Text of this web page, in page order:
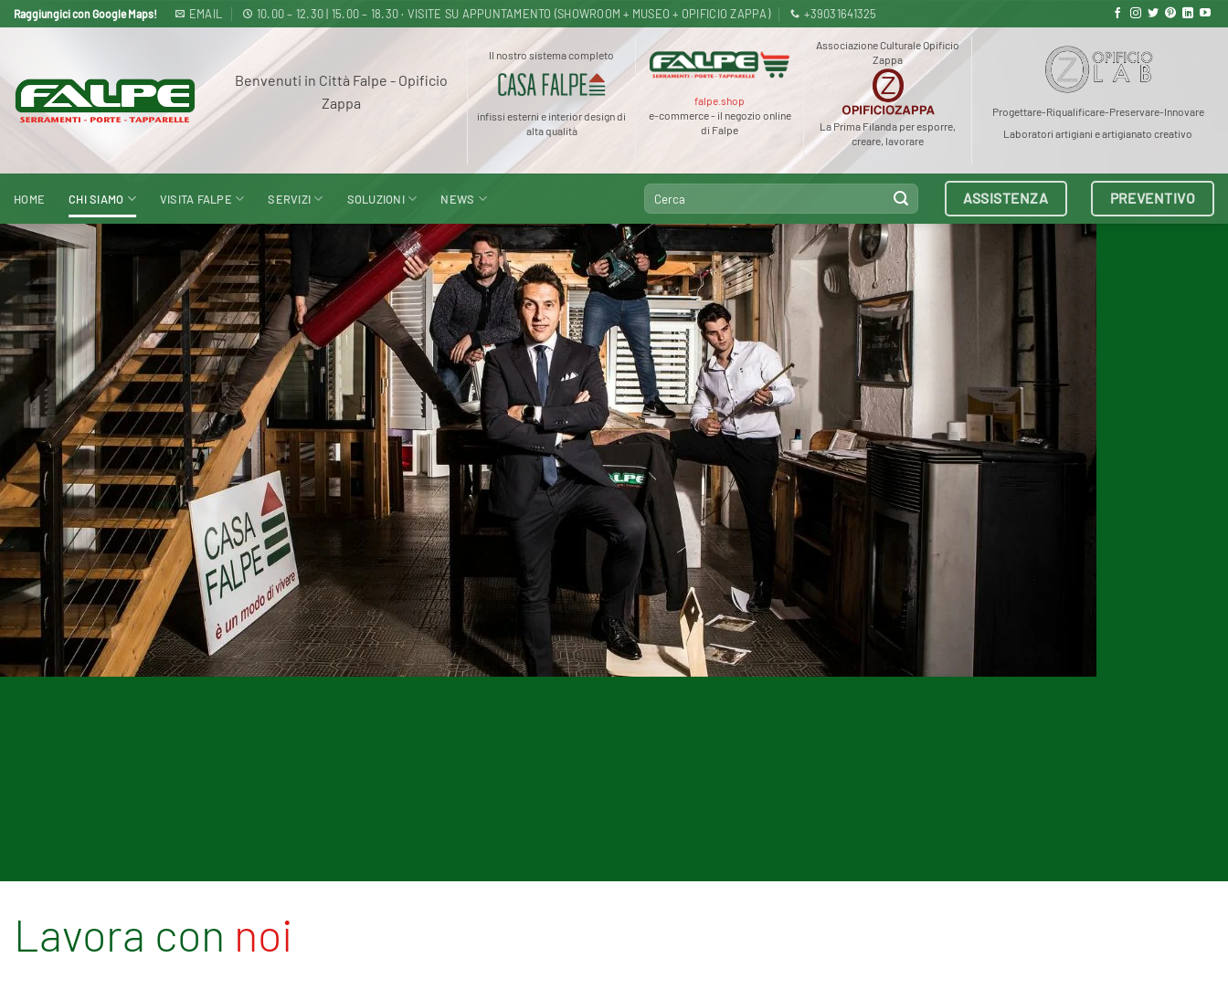
Salta
ai
Raggiungici con Google Maps! EMAIL 10.00 – 12.30 | 15.00 – 18.30 · VISITE SU APPUNTAMENTO (SHOWROOM + MUSEO + OPIFICIO ZAPPA) +39031641325
Benvenuti in Città Falpe - Opificio
Zappa
Il nostro sistema completo
infissi esterni e interior design di
alta qualità
falpe.shop
e-commerce - il negozio online
di Falpe
Associazione Culturale Opificio
Zappa
La Prima Filanda per esporre,
creare, lavorare
Progettare-Riqualificare-Preservare-Innovare
Laboratori artigiani e artigianato creativo
HOME CHI SIAMO VISITA FALPE SERVIZI SOLUZIONI NEWS
Cerca: ASSISTENZA PREVENTIVO
Lavora con noi